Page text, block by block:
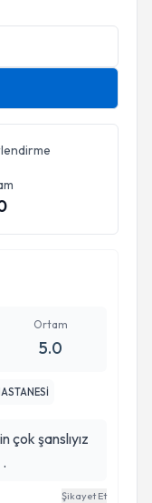
Ortam
5.0
çok şanslıyız
Şikayet Et